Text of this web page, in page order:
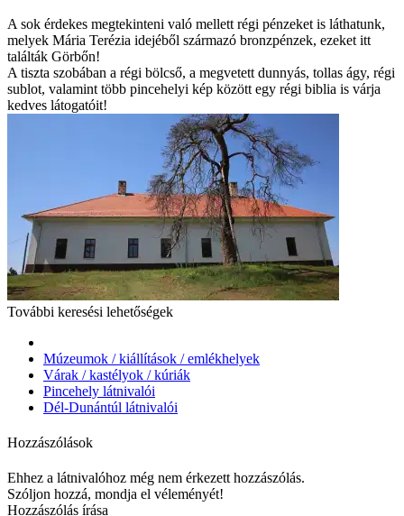
A sok érdekes megtekinteni való mellett régi pénzeket is láthatunk,
melyek Mária Terézia idejéből származó bronzpénzek, ezeket itt
találták Görbőn!
A tiszta szobában a régi bölcső, a megvetett dunnyás, tollas ágy, régi
sublot, valamint több pincehelyi kép között egy régi biblia is várja
kedves látogatóit!
További keresési lehetőségek
Múzeumok / kiállítások / emlékhelyek
Várak / kastélyok / kúriák
Pincehely látnivalói
Dél-Dunántúl látnivalói
Hozzászólások
Ehhez a látnivalóhoz még nem érkezett hozzászólás.
Szóljon hozzá, mondja el véleményét!
Hozzászólás írása